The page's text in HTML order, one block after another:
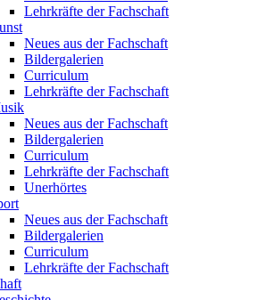
Lehrkräfte der Fachschaft
Neues aus der Fachschaft
Bildergalerien
Curriculum
Lehrkräfte der Fachschaft
Neues aus der Fachschaft
Bildergalerien
Curriculum
Lehrkräfte der Fachschaft
Unerhörtes
Neues aus der Fachschaft
Bildergalerien
Curriculum
Lehrkräfte der Fachschaft